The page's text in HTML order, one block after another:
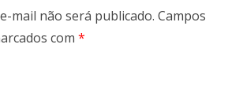
mail não será publicado. Campos
com *